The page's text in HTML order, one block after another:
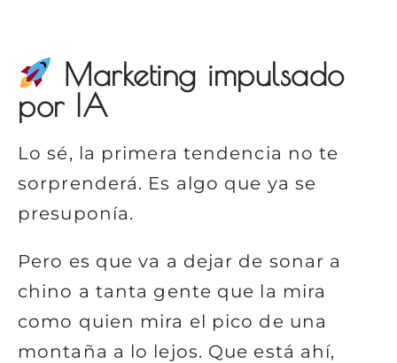
Marketing impulsado
por IA
Lo sé, la primera tendencia no te
sorprenderá. Es algo que ya se
presuponía.
Pero es que va a dejar de sonar a
chino a tanta gente que la mira
como quien mira el pico de una
montaña a lo lejos. Que está ahí,